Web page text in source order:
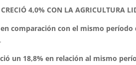
4,0% CON LA AGRICULTURA
en comparación con el mismo
un 18,8% en relación al mismo